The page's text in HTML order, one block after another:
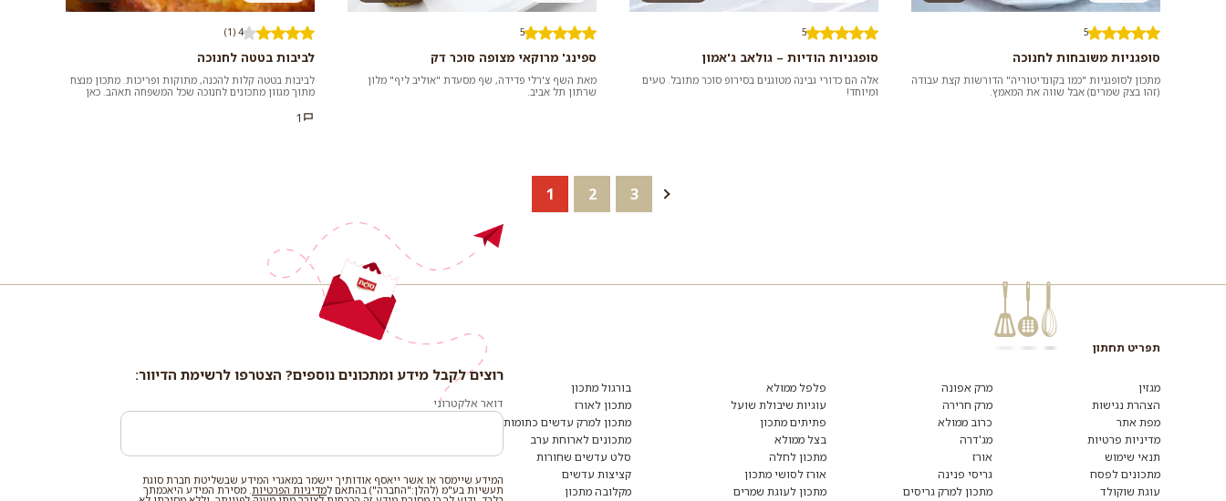
5
סופגניות משובחות לחנוכה
מתכון לסופגניות "כמו בקונדיטוריה" הדורשות קצת עבודה
(זהו בצק שמרים) אבל שווה את המאמץ.
5
סופגניות הודיות – גולאב ג'אמון
אלה הם כדורי גבינה מטוגנים בסירופ סוכר מתובל. טעים
ומיוחד!
5
ספינג' מרוקאי מצופה סוכר דק
מאת השף צ'רלי פדידה, שף מסעדת "אוליב ליף" מלון
שרתון תל אביב.
4 (1)
לביבות בטטה לחנוכה
לביבות בטטה קלות להכנה, מתוקות ופריכות. מתכון מנצח
מתוך מגוון מתכונים לחנוכה שכל המשפחה תאהב. כאן
1
1 2 3
תפריט תחתון
מגזין
הצהרת נגישות
מפת אתר
מדיניות פרטיות
תנאי שימוש
מתכונים לפסח
עוגת שוקולד
מרק אפונה
מרק חרירה
כרוב ממולא
מג'דרה
אורז
גריסי פנינה
מתכון למרק גריסים
פלפל ממולא
עוגיות שיבולת שועל
פתיתים מתכון
בצל ממולא
מתכון לחלה
אורז לסושי מתכון
מתכון לעוגת שמרים
בורגול מתכון
מתכון לאורז
מתכון למרק עדשים כתומות
מתכונים לארוחת ערב
סלט עדשים שחורות
קציצות עדשים
מקלובה מתכון
רוצים לקבל מידע ומתכונים נוספים? הצטרפו לרשימת הדיוור:
דואר אלקטרוני
המידע שיימסר או אשר ייאסף אודותיך יישמר במאגרי המידע שבשליטת חברת סוגת
תעשיות בע"מ (להלן:"החברה") בהתאם למדיניות הפרטיות . מסירת המידע היאכמתך